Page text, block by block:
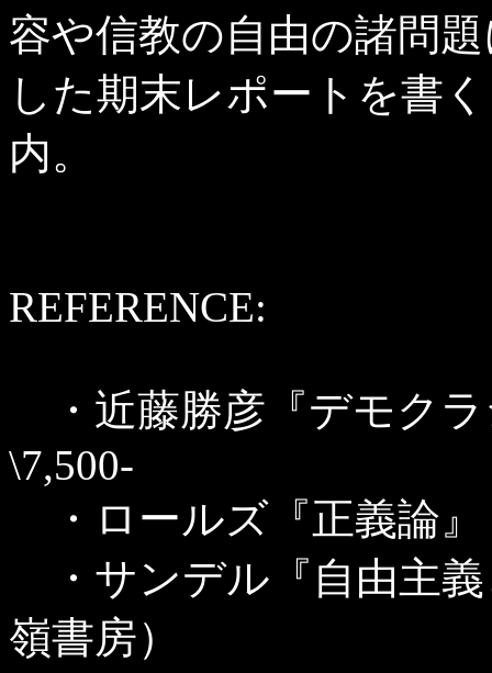
容や信教の自由の諸問
した期末レポートを書
内。
REFERENCE:
・近藤勝彦『デモクラ
\7,500-
・ロールズ『正義論』
・サンデル『自由主義
嶺書房）